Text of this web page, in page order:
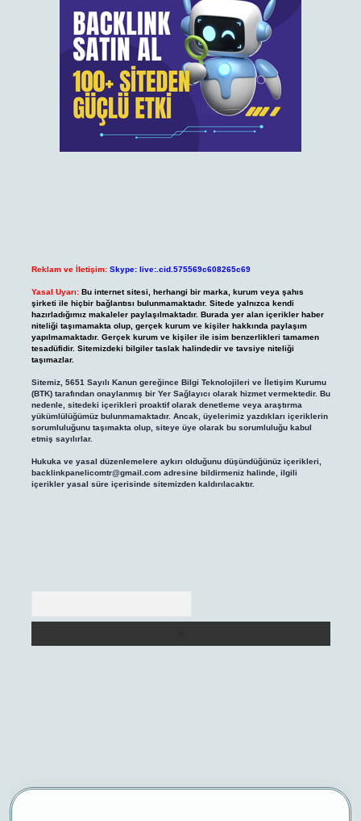
Reklam ve İletişim: Skype: live:.cid.575569c608265c69
Yasal Uyarı: Bu internet sitesi, herhangi bir marka, kurum veya şahıs
şirketi ile hiçbir bağlantısı bulunmamaktadır. Sitede yalnızca kendi
hazırladığımız makaleler paylaşılmaktadır. Burada yer alan içerikler haber
niteliği taşımamakta olup, gerçek kurum ve kişiler hakkında paylaşım
yapılmamaktadır. Gerçek kurum ve kişiler ile isim benzerlikleri tamamen
tesadüfidir. Sitemizdeki bilgiler taslak halindedir ve tavsiye niteliği
taşımazlar.
Sitemiz, 5651 Sayılı Kanun gereğince Bilgi Teknolojileri ve İletişim Kurumu
(BTK) tarafından onaylanmış bir Yer Sağlayıcı olarak hizmet vermektedir. Bu
nedenle, sitedeki içerikleri proaktif olarak denetleme veya araştırma
yükümlülüğümüz bulunmamaktadır. Ancak, üyelerimiz yazdıkları içeriklerin
sorumluluğunu taşımakta olup, siteye üye olarak bu sorumluluğu kabul
etmiş sayılırlar.
Hukuka ve yasal düzenlemelere aykırı olduğunu düşündüğünüz içerikleri,
backlinkpanelicomtr@gmail.comadresine bildirmeniz halinde, ilgili
içerikler yasal süre içerisinde sitemizden kaldırılacaktır.